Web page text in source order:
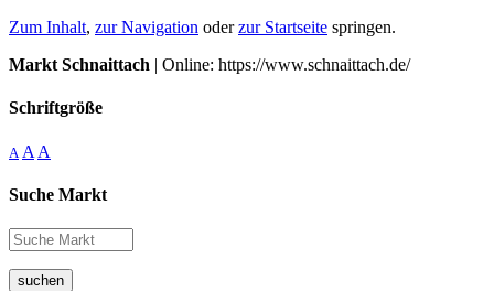
Zum Inhalt, zur Navigation oderzur Startseite springen.
Markt Schnaittach | Online: https://www.schnaittach.de/
Schriftgröße
A A A
Suche Markt
suchen